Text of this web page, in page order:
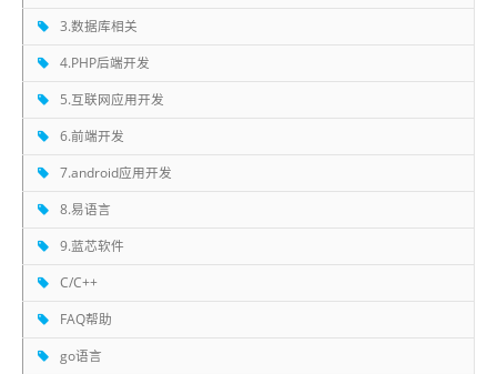
3.数据库相关
4.PHP后端开发
5.互联网应用开发
6.前端开发
7.android应用开发
8.易语言
9.蓝芯软件
C/C++
FAQ帮助
go语言